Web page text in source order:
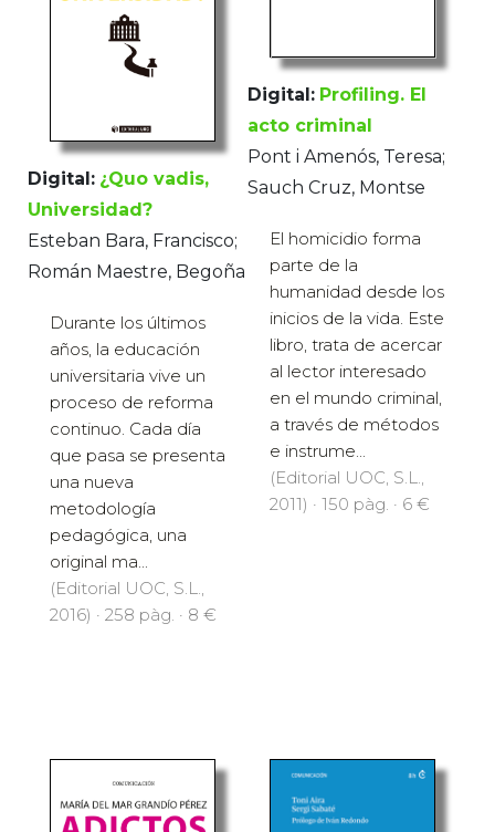
Digital: ¿Quo vadis,
Universidad?
Esteban Bara, Francisco;
Román Maestre, Begoña
Durante los últimos
años, la educación
universitaria vive un
proceso de reforma
continuo. Cada día
que pasa se presenta
una nueva
metodología
pedagógica, una
original ma...
(Editorial UOC, S.L.,
2016) · 258 pàg. · 8 €
Digital: Profiling. El
acto criminal
Pont i Amenós, Teresa;
Sauch Cruz, Montse
El homicidio forma
parte de la
humanidad desde los
inicios de la vida. Este
libro, trata de acercar
al lector interesado
en el mundo criminal,
a través de métodos
e instrume...
(Editorial UOC, S.L.,
2011) · 150 pàg. · 6 €